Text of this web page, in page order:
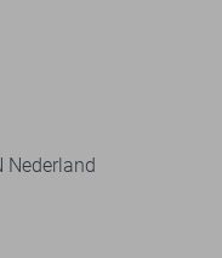
Nederland